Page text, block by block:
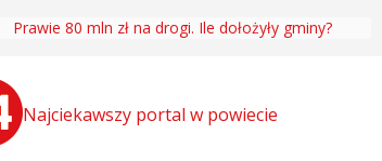
Prawie 80 mln zł na drogi. Ile dołożyły gminy?
Najciekawszy portal w powiecie